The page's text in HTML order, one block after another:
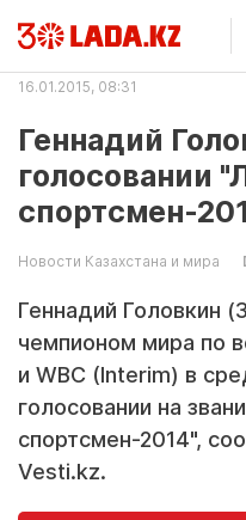
16.01.2015, 08:31
Геннадий
голосовании
спортсмен-
Новости Казахстана и мира
Геннадий Головкин
чемпионом мира по
и WBC (Interim) в
голосовании на
спортсмен-2014",
Vesti.kz.